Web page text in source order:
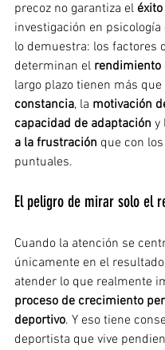
precoz no garantiza el
investigación en psicología
lo demuestra: los factores
determinan el rendimiento
largo plazo tienen más que
constancia, la motivación
capacidad de adaptación y
a la frustración que con
puntuales.
El peligro de mirar solo el
Cuando la atención se
únicamente en el
atender lo que realmente
proceso de crecimiento
deportivo. Y eso tiene
deportista que vive